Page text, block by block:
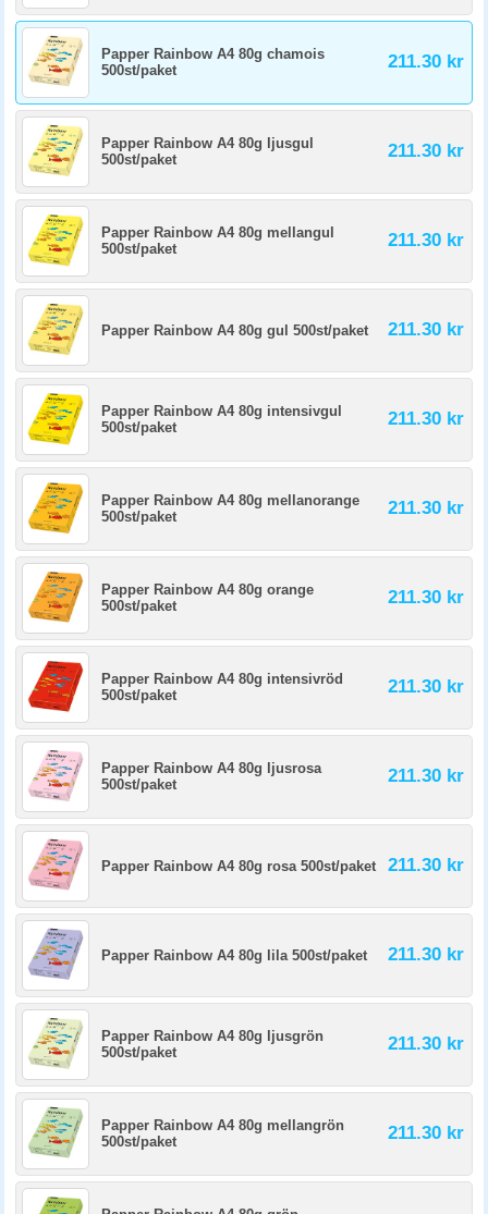
Papper Rainbow A4 80g chamois
500st/paket
211.30 kr
Papper Rainbow A4 80g ljusgul
500st/paket
211.30 kr
Papper Rainbow A4 80g mellangul
500st/paket
211.30 kr
Papper Rainbow A4 80g gul 500st/paket 211.30 kr
Papper Rainbow A4 80g intensivgul
500st/paket
211.30 kr
Papper Rainbow A4 80g mellanorange
500st/paket
211.30 kr
Papper Rainbow A4 80g orange
500st/paket
211.30 kr
Papper Rainbow A4 80g intensivröd
500st/paket
211.30 kr
Papper Rainbow A4 80g ljusrosa
500st/paket
211.30 kr
Papper Rainbow A4 80g rosa 500st/paket 211.30 kr
Papper Rainbow A4 80g lila 500st/paket 211.30 kr
Papper Rainbow A4 80g ljusgrön
500st/paket
211.30 kr
Papper Rainbow A4 80g mellangrön
500st/paket
211.30 kr